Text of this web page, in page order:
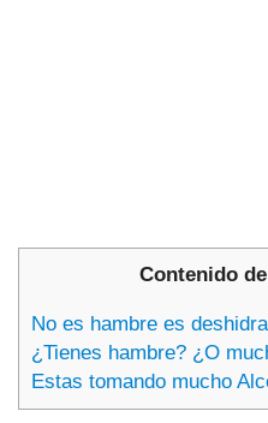
Contenido
No es hambre es
¿Tienes hambre? ¿O
Estas tomando mucho